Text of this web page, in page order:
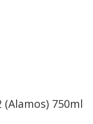
750ml